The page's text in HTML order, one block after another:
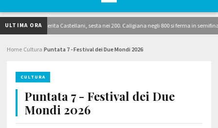
ULTIMA ORA
brilla Margherita Castellani, sesta nei 200. Caligiana negli 800 si ferma in semifinale.
Home Cultura Puntata 7 - Festival dei Due Mondi 2026
CULTURA
Puntata 7 - Festival dei Due
Mondi 2026